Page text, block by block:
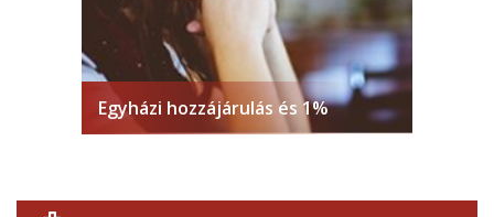
Egyházi hozzájárulás és 1%